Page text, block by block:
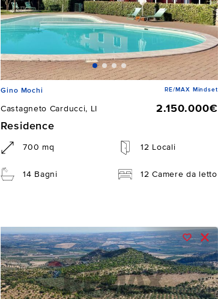
Gino Mochi RE/MAX Mindset
Castagneto Carducci, LI
2.150.000€
Residence
700 mq 12 Locali
14 Bagni 12 Camere da letto